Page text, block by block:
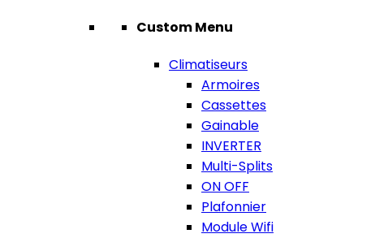
Custom Menu
Climatiseurs
Armoires
Cassettes
Gainable
INVERTER
Multi-Splits
ON OFF
Plafonnier
Module Wifi